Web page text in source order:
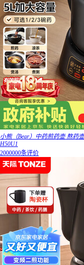
小熊（Bear）中药煎药壶 熬药
H50U1
2000000条评价